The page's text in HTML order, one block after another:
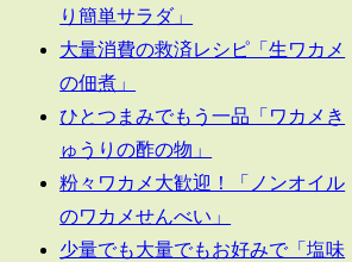
り簡単サラダ」
大量消費の救済レシピ「生ワカメ
の佃煮」
ひとつまみでもう一品「ワカメき
ゅうりの酢の物」
粉々ワカメ大歓迎！「ノンオイル
のワカメせんべい」
少量でも大量でもお好みで「塩味